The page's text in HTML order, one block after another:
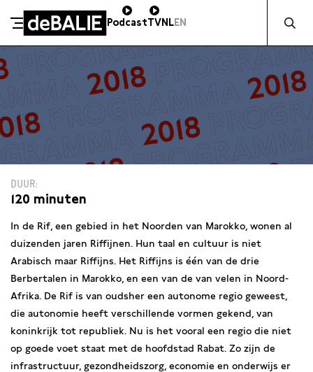
Meteen naar de content
De Balie
PodcastTVNLEN
DUUR
120 minuten
In de Rif, een gebied in het Noorden van Marokko, wonen al
duizenden jaren Riffijnen. Hun taal en cultuur is niet
Arabisch maar Riffijns. Het Riffijns is één van de drie
Berbertalen in Marokko, en een van de van velen in Noord-
Afrika. De Rif is van oudsher een autonome regio geweest,
die autonomie heeft verschillende vormen gekend, van
koninkrijk tot republiek. Nu is het vooral een regio die niet
op goede voet staat met de hoofdstad Rabat. Zo zijn de
infrastructuur, gezondheidszorg, economie en onderwijs er